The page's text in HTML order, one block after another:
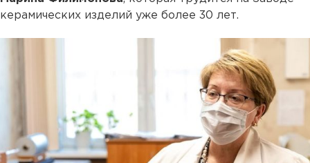
керамических изделий уже более 30 лет.